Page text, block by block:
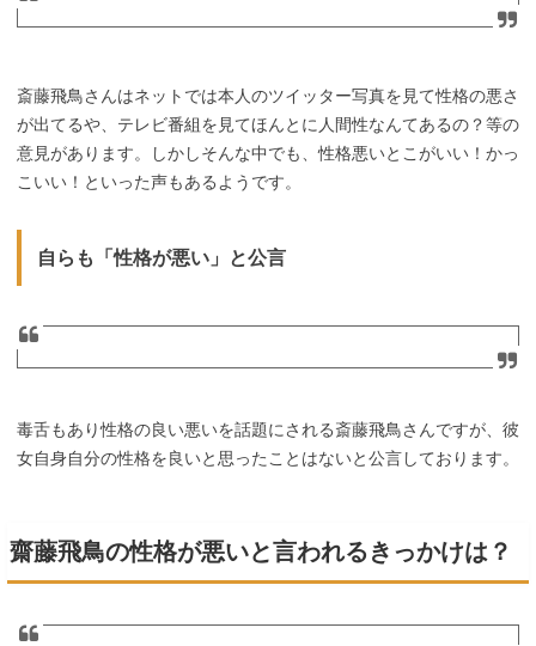
斎藤飛鳥さんはネットでは本人のツイッター写真を見て性格の悪さ
が出てるや、テレビ番組を見てほんとに人間性なんてあるの？等の
意見があります。しかしそんな中でも、性格悪いとこがいい！かっ
こいい！といった声もあるようです。
自らも「性格が悪い」と公言
毒舌もあり性格の良い悪いを話題にされる斎藤飛鳥さんですが、彼
女自身自分の性格を良いと思ったことはないと公言しております。
齋藤飛鳥の性格が悪いと言われるきっかけは？